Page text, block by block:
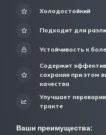
Холодостойкий
Подходит для
Устойчивость к
Содержит
сохраняя при этом
качества
Улучшает
тракте
Ваши преимущества: